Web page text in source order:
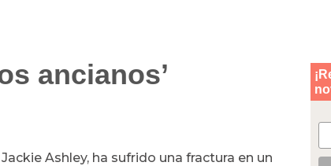
ancianos’
Ashley, ha sufrido una fractura en un